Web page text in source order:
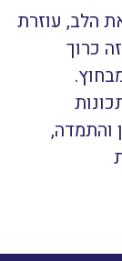
הלב, עוזרת
כרוך
והתמדה,